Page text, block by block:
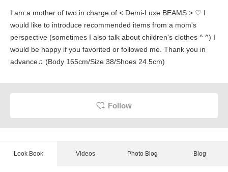
I am a mother of two in charge of < Demi-Luxe BEAMS > ♡ I
would like to introduce recommended items from a mom's
perspective (sometimes I also talk about children's clothes ^ ^) I
would be happy if you favorited or followed me. Thank you in
advance♫ (Body 165cm/Size 38/Shoes 24.5cm)
Follow
Look Book Videos Photo Blog Blog